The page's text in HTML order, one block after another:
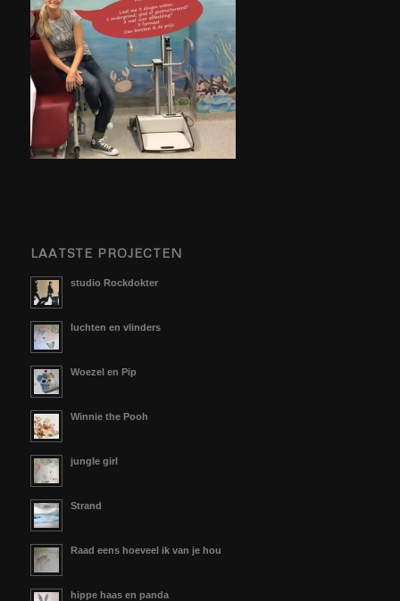
LAATSTE PROJECTEN
studio Rockdokter
luchten en vlinders
Woezel en Pip
Winnie the Pooh
jungle girl
Strand
Raad eens hoeveel ik van je hou
hippe haas en panda